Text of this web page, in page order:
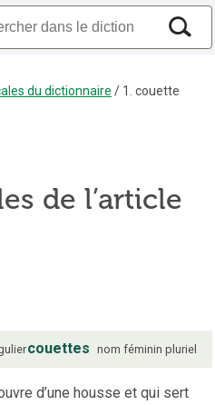
du dictionnaire / 1. couette
de l’article
couettes nom féminin pluriel
d’une housse et qui sert